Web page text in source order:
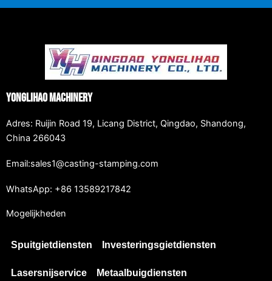
Yonglihao Machinery
Adres: Ruijin Road 19, Licang District, Qingdao, Shandong,
China 266043
Email:sales1@casting-stamping.com
WhatsApp: +86 13589217842
Mogelijkheden
Spuitgietdiensten Investeringsgietdiensten
Lasersnijservice Metaalbuigdiensten